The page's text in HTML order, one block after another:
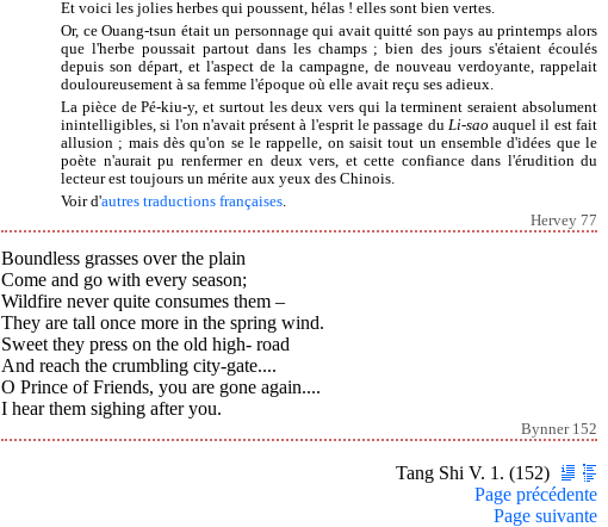
Et voici les jolies herbes qui poussent, hélas ! elles sont bien vertes.
Or, ce Ouang-tsun était un personnage qui avait quitté son pays au printemps alors
que l'herbe poussait partout dans les champs ; bien des jours s'étaient écoulés
depuis son départ, et l'aspect de la campagne, de nouveau verdoyante, rappelait
douloureusement à sa femme l'époque où elle avait reçu ses adieux.
La pièce de Pé-kiu-y, et surtout les deux vers qui la terminent seraient absolument
inintelligibles, si l'on n'avait présent à l'esprit le passage du Li-sao auquel il est fait
allusion ; mais dès qu'on se le rappelle, on saisit tout un ensemble d'idées que le
poète n'aurait pu renfermer en deux vers, et cette confiance dans l'érudition du
lecteur est toujours un mérite aux yeux des Chinois.
Voir d'autres traductions françaises.
Hervey 77
Boundless grasses over the plain
Come and go with every season;
Wildfire never quite consumes them –
They are tall once more in the spring wind.
Sweet they press on the old high- road
And reach the crumbling city-gate....
O Prince of Friends, you are gone again....
I hear them sighing after you.
Bynner 152
Tang Shi V. 1. (152)
Page précédente
Page suivante